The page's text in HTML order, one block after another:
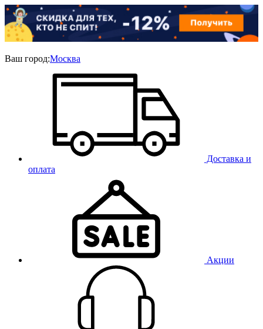
Ваш город:Москва
Доставка и
оплата
Акции